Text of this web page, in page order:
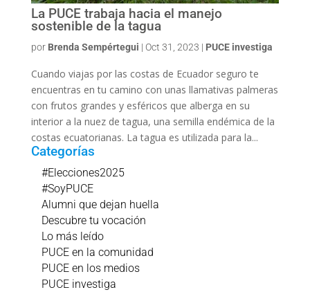
La PUCE trabaja hacia el manejo
sostenible de la tagua
por Brenda Sempértegui | Oct 31, 2023 | PUCE investiga
Cuando viajas por las costas de Ecuador seguro te
encuentras en tu camino con unas llamativas palmeras
con frutos grandes y esféricos que alberga en su
interior a la nuez de tagua, una semilla endémica de la
costas ecuatorianas. La tagua es utilizada para la...
Categorías
#Elecciones2025
#SoyPUCE
Alumni que dejan huella
Descubre tu vocación
Lo más leído
PUCE en la comunidad
PUCE en los medios
PUCE investiga